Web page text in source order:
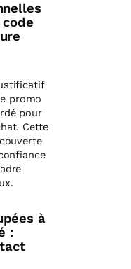
promo
pour
Cette
à
: